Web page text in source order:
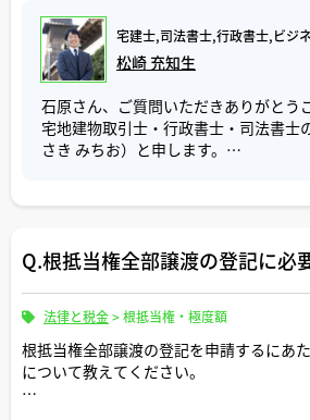
なお、上記の判例でも述べられていま
力発生が所有権移転登記完了時になる
消｣のケースです。
代物弁済の登記事例では、代物弁済に
記と抵当権抹消登記を同時に申請する
所有権移転の原因日付は代物弁済の契
ないので、便宜上、所有権移転の登記
このように代物弁済は、所有権移転と
生のタイミングが異なりますのでご注
けでなく預金や振込としても利用しや
しかし、その分、年収、勤続年数、勤
厳格になっており、
例えば、勤続年数が１年未満、個人事
低く抑えている、既存の借入がある、
る、諸費用も借りたい等の方は、審査
為、住宅ローンの申込みを断念される
と思います。
私がご提案する立場であれば、上記の
宅ローンをお勧めいたします。
個人事業主の方は他の金融機関の住宅
だいた方が良い条件になるかもしれま
ご参考にしていただけましたら幸いで
加えて、不動産業界の事例や話題と関連
と幸いです。
宅建士,司法書士,行政書士,ビジ
松崎 充知生
石原さん、ご質問いただきありがとう
宅地建物取引士・行政書士・司法書士
さき みちお）と申します。
まず、成年被後見人は、認知症や知的
管理や処分を行う方をいいます。
成年後見登記は、家庭裁判所が選任し
報を法務局に登記する制度です。
Q.根抵当権全部譲渡の登記に必
法律と税金>根抵当権・極度額
根抵当権全部譲渡の登記を申請するにあ
について教えてください。